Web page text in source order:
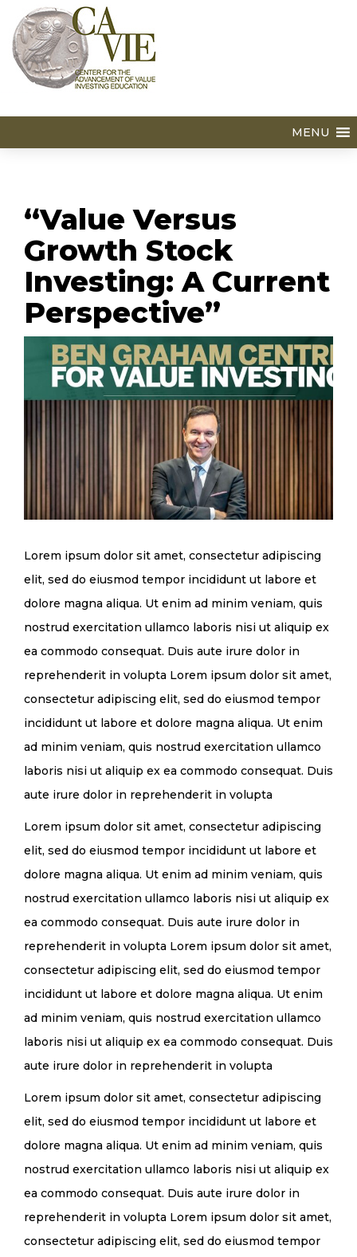
MENU
“Value Versus
Growth Stock
Investing: A Current
Perspective”
Lorem ipsum dolor sit amet, consectetur adipiscing
elit, sed do eiusmod tempor incididunt ut labore et
dolore magna aliqua. Ut enim ad minim veniam, quis
nostrud exercitation ullamco laboris nisi ut aliquip ex
ea commodo consequat. Duis aute irure dolor in
reprehenderit in volupta Lorem ipsum dolor sit amet,
consectetur adipiscing elit, sed do eiusmod tempor
incididunt ut labore et dolore magna aliqua. Ut enim
ad minim veniam, quis nostrud exercitation ullamco
laboris nisi ut aliquip ex ea commodo consequat. Duis
aute irure dolor in reprehenderit in volupta
Lorem ipsum dolor sit amet, consectetur adipiscing
elit, sed do eiusmod tempor incididunt ut labore et
dolore magna aliqua. Ut enim ad minim veniam, quis
nostrud exercitation ullamco laboris nisi ut aliquip ex
ea commodo consequat. Duis aute irure dolor in
reprehenderit in volupta Lorem ipsum dolor sit amet,
consectetur adipiscing elit, sed do eiusmod tempor
incididunt ut labore et dolore magna aliqua. Ut enim
ad minim veniam, quis nostrud exercitation ullamco
laboris nisi ut aliquip ex ea commodo consequat. Duis
aute irure dolor in reprehenderit in volupta
Lorem ipsum dolor sit amet, consectetur adipiscing
elit, sed do eiusmod tempor incididunt ut labore et
dolore magna aliqua. Ut enim ad minim veniam, quis
nostrud exercitation ullamco laboris nisi ut aliquip ex
ea commodo consequat. Duis aute irure dolor in
reprehenderit in volupta Lorem ipsum dolor sit amet,
consectetur adipiscing elit, sed do eiusmod tempor